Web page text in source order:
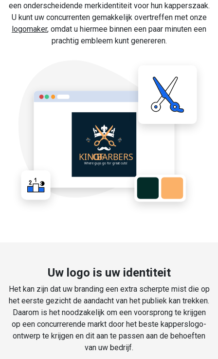
een onderscheidende merkidentiteit voor hun kapperszaak.
U kunt uw concurrenten gemakkelijk overtreffen met onze
logomaker, omdat u hiermee binnen een paar minuten een
prachtig embleem kunt genereren.
Uw logo is uw identiteit
Het kan zijn dat uw branding een extra scherpte mist die op
het eerste gezicht de aandacht van het publiek kan trekken.
Daarom is het noodzakelijk om een voorsprong te krijgen
op een concurrerende markt door het beste kapperslogo-
ontwerp te krijgen en dit aan te passen aan de behoeften
van uw bedrijf.